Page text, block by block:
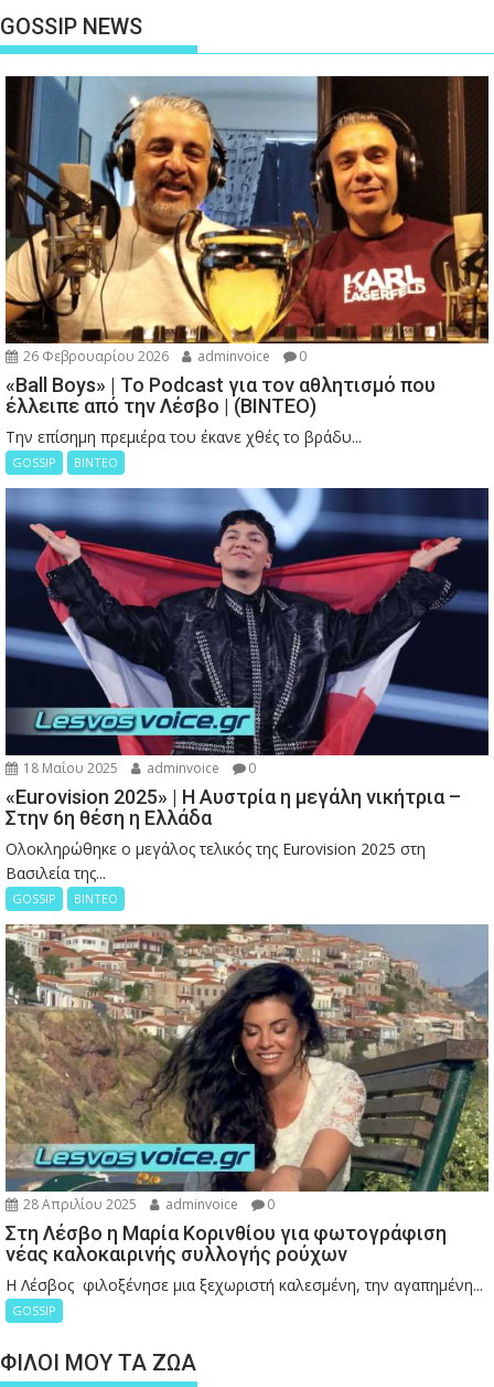
GOSSIP NEWS
26 Φεβρουαρίου 2026 adminvoice 0
«Ball Boys» | Το Podcast για τον αθλητισμό που
έλλειπε από την Λέσβο | (ΒΙΝΤΕΟ)
Την επίσημη πρεμιέρα του έκανε χθές το βράδυ...
GOSSIP ΒΙΝΤΕΟ
18 Μαΐου 2025 adminvoice 0
«Eurovision 2025» | Η Αυστρία η μεγάλη νικήτρια –
Στην 6η θέση η Ελλάδα
Ολοκληρώθηκε ο μεγάλος τελικός της Eurovision 2025 στη
Βασιλεία της...
GOSSIP ΒΙΝΤΕΟ
28 Απριλίου 2025 adminvoice 0
Στη Λέσβο η Μαρία Κορινθίου για φωτογράφιση
νέας καλοκαιρινής συλλογής ρούχων
Η Λέσβος φιλοξένησε μια ξεχωριστή καλεσμένη, την αγαπημένη...
GOSSIP
ΦΙΛΟΙ ΜΟΥ ΤΑ ΖΩΑ